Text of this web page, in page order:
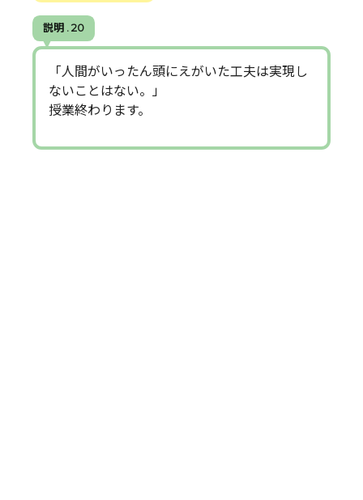
説明 . 20
「人間がいったん頭にえがいた工夫は実現し
ないことはない。」
授業終わります。